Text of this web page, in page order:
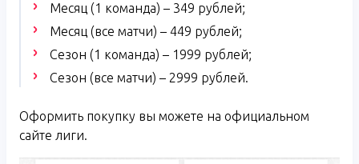
Месяц (1 команда) – 349 рублей;
Месяц (все матчи) – 449 рублей;
Сезон (1 команда) – 1999 рублей;
Сезон (все матчи) – 2999 рублей.
Оформить покупку вы можете на официальном
сайте лиги.